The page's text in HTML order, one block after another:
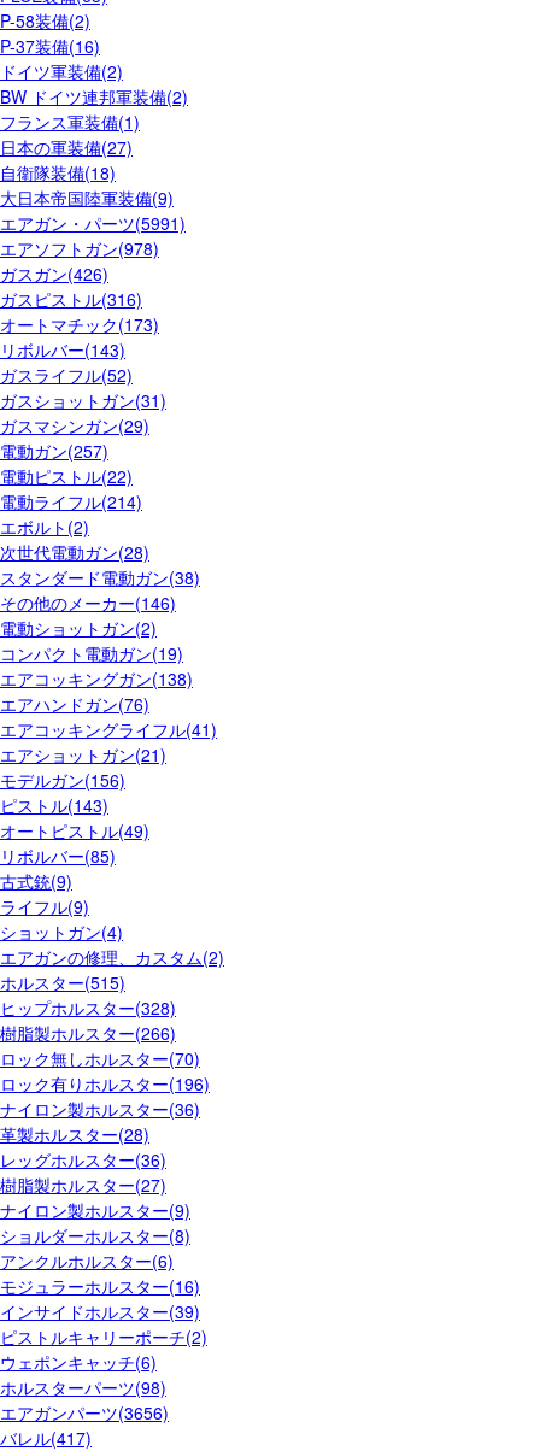
P-58装備(2)
P-37装備(16)
ドイツ軍装備(2)
BW ドイツ連邦軍装備(2)
フランス軍装備(1)
日本の軍装備(27)
自衛隊装備(18)
大日本帝国陸軍装備(9)
エアガン・パーツ(5991)
エアソフトガン(978)
ガスガン(426)
ガスピストル(316)
オートマチック(173)
リボルバー(143)
ガスライフル(52)
ガスショットガン(31)
ガスマシンガン(29)
電動ガン(257)
電動ピストル(22)
電動ライフル(214)
エボルト(2)
次世代電動ガン(28)
スタンダード電動ガン(38)
その他のメーカー(146)
電動ショットガン(2)
コンパクト電動ガン(19)
エアコッキングガン(138)
エアハンドガン(76)
エアコッキングライフル(41)
エアショットガン(21)
モデルガン(156)
ピストル(143)
オートピストル(49)
リボルバー(85)
古式銃(9)
ライフル(9)
ショットガン(4)
エアガンの修理、カスタム(2)
ホルスター(515)
ヒップホルスター(328)
樹脂製ホルスター(266)
ロック無しホルスター(70)
ロック有りホルスター(196)
ナイロン製ホルスター(36)
革製ホルスター(28)
レッグホルスター(36)
樹脂製ホルスター(27)
ナイロン製ホルスター(9)
ショルダーホルスター(8)
アンクルホルスター(6)
モジュラーホルスター(16)
インサイドホルスター(39)
ピストルキャリーポーチ(2)
ウェポンキャッチ(6)
ホルスターパーツ(98)
エアガンパーツ(3656)
バレル(417)